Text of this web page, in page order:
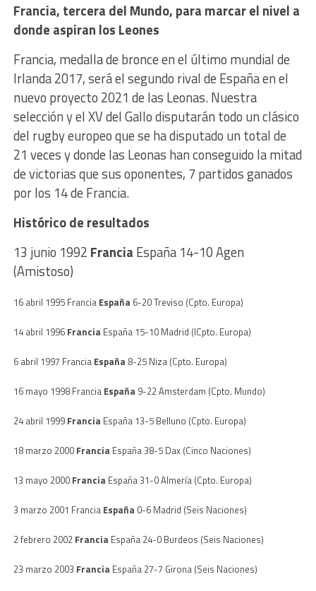
Francia, tercera del Mundo, para marcar el nivel a
donde aspiran los Leones
Francia, medalla de bronce en el último mundial de
Irlanda 2017, será el segundo rival de España en el
nuevo proyecto 2021 de las Leonas. Nuestra
selección y el XV del Gallo disputarán todo un clásico
del rugby europeo que se ha disputado un total de
21 veces y donde las Leonas han conseguido la mitad
de victorias que sus oponentes, 7 partidos ganados
por los 14 de Francia.
Histórico de resultados
13 junio 1992 Francia España 14-10 Agen
(Amistoso)
16 abril 1995 Francia España6-20 Treviso (Cpto. Europa)
14 abril 1996 FranciaEspaña 15-10 Madrid (ICpto. Europa)
6 abril 1997 Francia España8-25 Niza (Cpto. Europa)
16 mayo 1998 Francia España9-22 Amsterdam (Cpto. Mundo)
24 abril 1999 FranciaEspaña 13-5 Belluno (Cpto. Europa)
18 marzo 2000 FranciaEspaña 38-5 Dax (Cinco Naciones)
13 mayo 2000 FranciaEspaña 31-0 Almería (Cpto. Europa)
3 marzo 2001 Francia España0-6 Madrid (Seis Naciones)
2 febrero 2002 FranciaEspaña 24-0 Burdeos (Seis Naciones)
23 marzo 2003 FranciaEspaña 27-7 Girona (Seis Naciones)